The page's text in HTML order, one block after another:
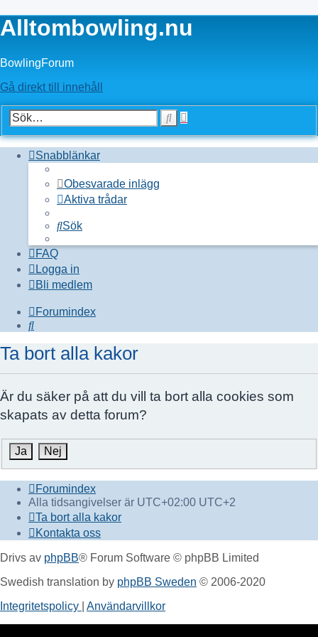
Alltombowling.nu
BowlingForum
Gå direkt till innehåll
SökAvancerad
Snabblänkar
Obesvarade inlägg
Aktiva trådar
Sök
FAQ
Logga in
Bli medlem
Forumindex
Sök
Ta bort alla kakor
Är du säker på att du vill ta bort alla cookies som
skapats av detta forum?
Forumindex
Alla tidsangivelser är UTC+02:00 UTC+2
Ta bort alla kakor
Kontakta oss
Drivs av phpBB® Forum Software © phpBB Limited
Swedish translation by phpBB Sweden © 2006-2020
Integritetspolicy
Användarvillkor